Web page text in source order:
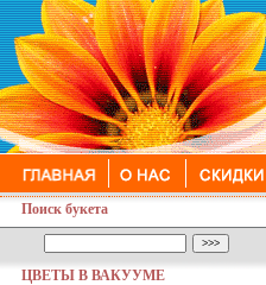
Поиск букета
ЦВЕТЫ В ВАКУУМЕ